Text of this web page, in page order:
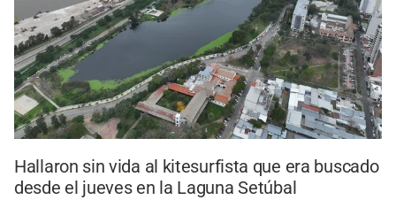
Hallaron sin vida al kitesurfista que era buscado
desde el jueves en la Laguna Setúbal